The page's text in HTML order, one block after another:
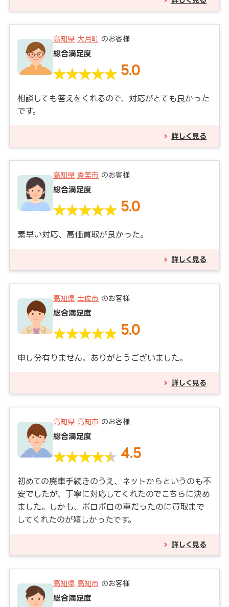
高知県 大月町 のお客様
総合満足度
5.0
相談しても答えをくれるので、対応がとても良かった
です。
詳しく見る
高知県 香美市 のお客様
総合満足度
5.0
素早い対応、高価買取が良かった。
詳しく見る
高知県 土佐市 のお客様
総合満足度
5.0
申し分有りません。ありがとうございました。
詳しく見る
高知県 高知市 のお客様
総合満足度
4.5
初めての廃車手続きのうえ、ネットからというのも不
安でしたが、丁寧に対応してくれたのでこちらに決め
ました。しかも、ボロボロの車だったのに買取まで
してくれたのが嬉しかったです。
詳しく見る
高知県 高知市 のお客様
総合満足度